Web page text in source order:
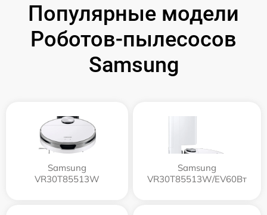
Популярные модели
Роботов-пылесосов
Samsung
Samsung
VR30T85513W
Samsung
VR30T85513W/EV60Вт